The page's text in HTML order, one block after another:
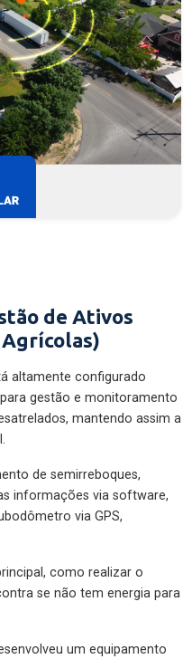
de Ativos
Agrícolas)
altamente configurado
gestão e monitoramento
mantendo assim a
de semirreboques,
informações via software,
via GPS,
como realizar o
se não tem energia para
um equipamento